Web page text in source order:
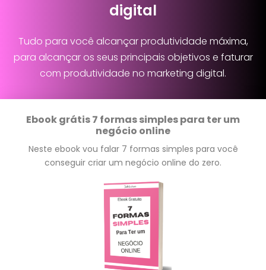
digital
Tudo para você alcançar produtividade máxima,
para alcançar os seus principais objetivos e faturar
com produtividade no marketing digital.
Ebook grátis 7 formas simples para ter um
negócio online
Neste ebook vou falar 7 formas simples para você
conseguir criar um negócio online do zero.